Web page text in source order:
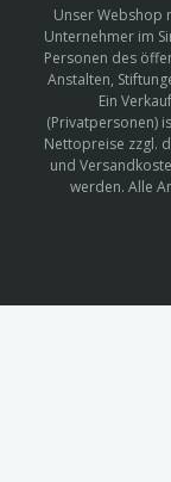
Unser Webshop
Unternehmer im
Personen des
Anstalten,
Ein
(Privatpersonen)
Nettopreise zzgl.
und
werden. Alle